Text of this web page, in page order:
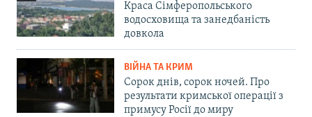
Краса Сімферопольського
водосховища та занедбаність
довкола
ВІЙНА ТА КРИМ
Сорок днів, сорок ночей. Про
результати кримської операції з
примусу Росії до миру